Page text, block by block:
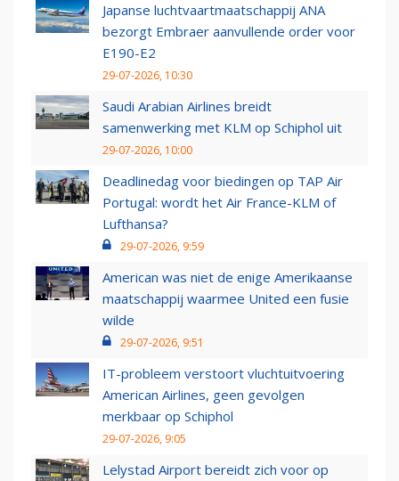
Japanse luchtvaartmaatschappij ANA
bezorgt Embraer aanvullende order voor
E190-E2
29-07-2026, 10:30
Saudi Arabian Airlines breidt
samenwerking met KLM op Schiphol uit
29-07-2026, 10:00
Deadlinedag voor biedingen op TAP Air
Portugal: wordt het Air France-KLM of
Lufthansa?
29-07-2026, 9:59
American was niet de enige Amerikaanse
maatschappij waarmee United een fusie
wilde
29-07-2026, 9:51
IT-probleem verstoort vluchtuitvoering
American Airlines, geen gevolgen
merkbaar op Schiphol
29-07-2026, 9:05
Lelystad Airport bereidt zich voor op